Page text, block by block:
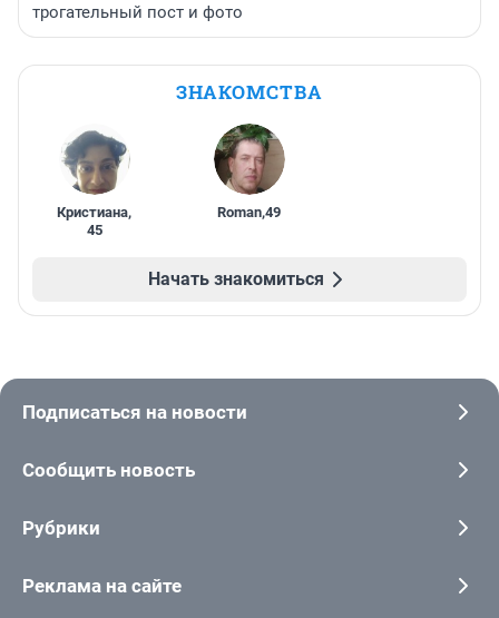
трогательный пост и фото
ЗНАКОМСТВА
Кристиана,
45
Roman,49
Начать знакомиться
Подписаться на новости
Сообщить новость
Рубрики
Реклама на сайте